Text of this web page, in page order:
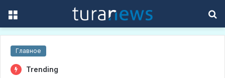
Главное
Trending